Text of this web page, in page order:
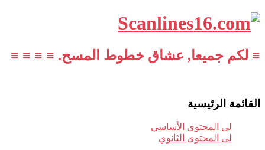
≡ لكم جميعا, عشاق خطوط المسح. ≡ ≡ ≡ ≡
القائمة الرئيسية
تخطي إلى المحتوى الأساسي
تخطي إلى المحتوى الثانوي